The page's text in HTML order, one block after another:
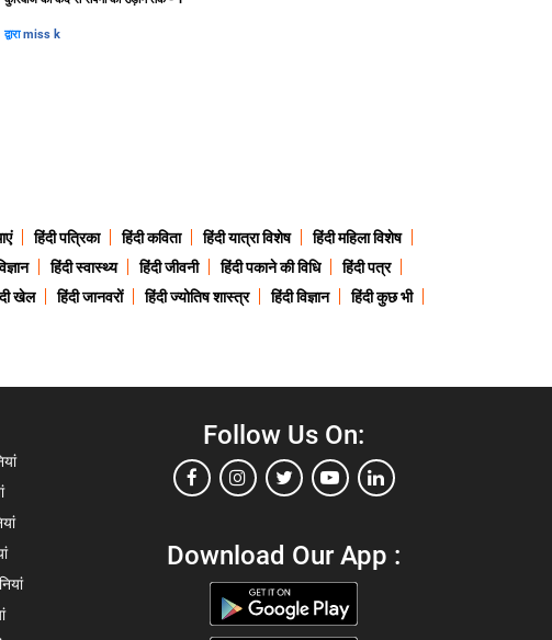
द्वाराmiss k
हिंदी पत्रिका हिंदी कविता हिंदी यात्रा विशेष
हिंदी महिला विशेष
हिंदी स्वास्थ्य हिंदी जीवनी हिंदी पकाने की विधि
हिंदी पत्र
खेल हिंदी जानवरों हिंदी ज्योतिष शास्त्र हिंदी विज्ञान
हिंदी कुछ भी
Follow Us On:
Download Our App :